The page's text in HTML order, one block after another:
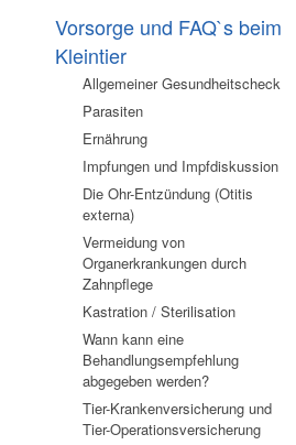
Vorsorge und FAQ`s beim
Kleintier
Allgemeiner Gesundheitscheck
Parasiten
Ernährung
Impfungen und Impfdiskussion
Die Ohr-Entzündung (Otitis
externa)
Vermeidung von
Organerkrankungen durch
Zahnpflege
Kastration / Sterilisation
Wann kann eine
Behandlungsempfehlung
abgegeben werden?
Tier-Krankenversicherung und
Tier-Operationsversicherung